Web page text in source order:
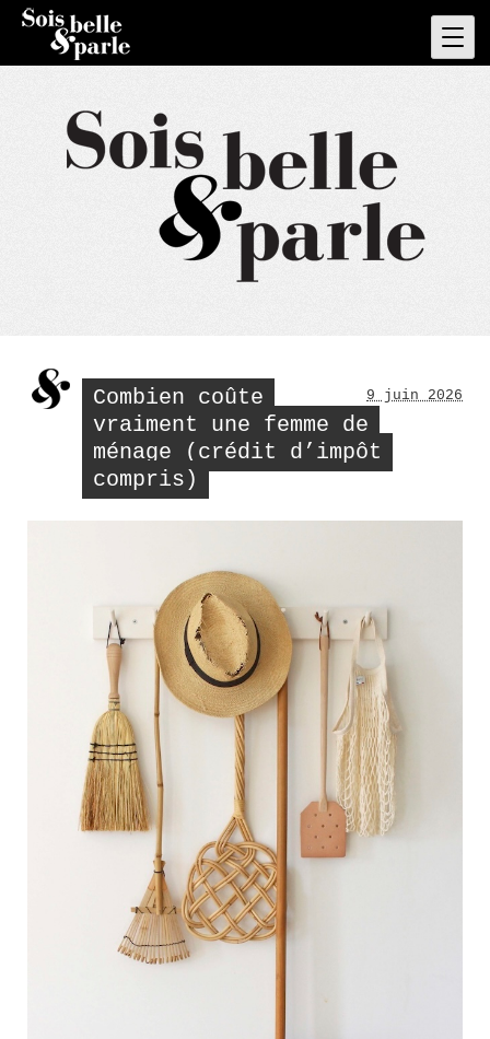
Skip
content
Combien coûte
vraiment une femme de
ménage (crédit d’impôt
compris)
9 juin 2026